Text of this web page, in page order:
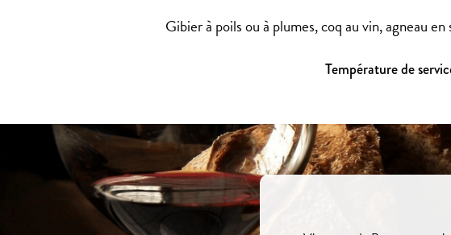
Gibier à poils ou à plumes, coq au vin, agneau
Température de